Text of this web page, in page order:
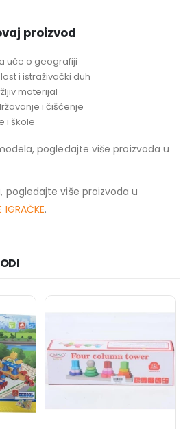
proizvod
uče o geografiji
i istraživački duh
materijal
i čišćenje
i škole
pogledajte više proizvoda u
pogledajte više proizvoda u
IGRAČKE.